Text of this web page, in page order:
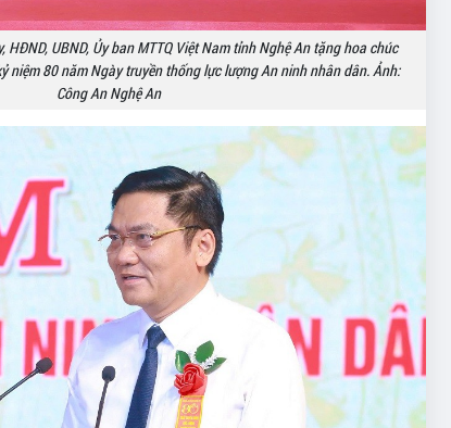
HĐND, UBND, Ủy ban MTTQ Việt Nam tỉnh Nghệ An tặng hoa chúc
niệm 80 năm Ngày truyền thống lực lượng An ninh nhân dân. Ảnh:
Công An Nghệ An